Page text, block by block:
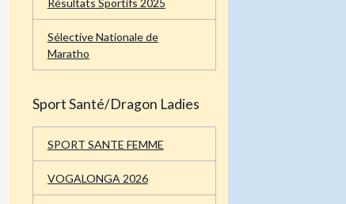
Sélective Nationale de
Maratho
Sport Santé/Dragon Ladies
SPORT SANTE FEMME
VOGALONGA 2026